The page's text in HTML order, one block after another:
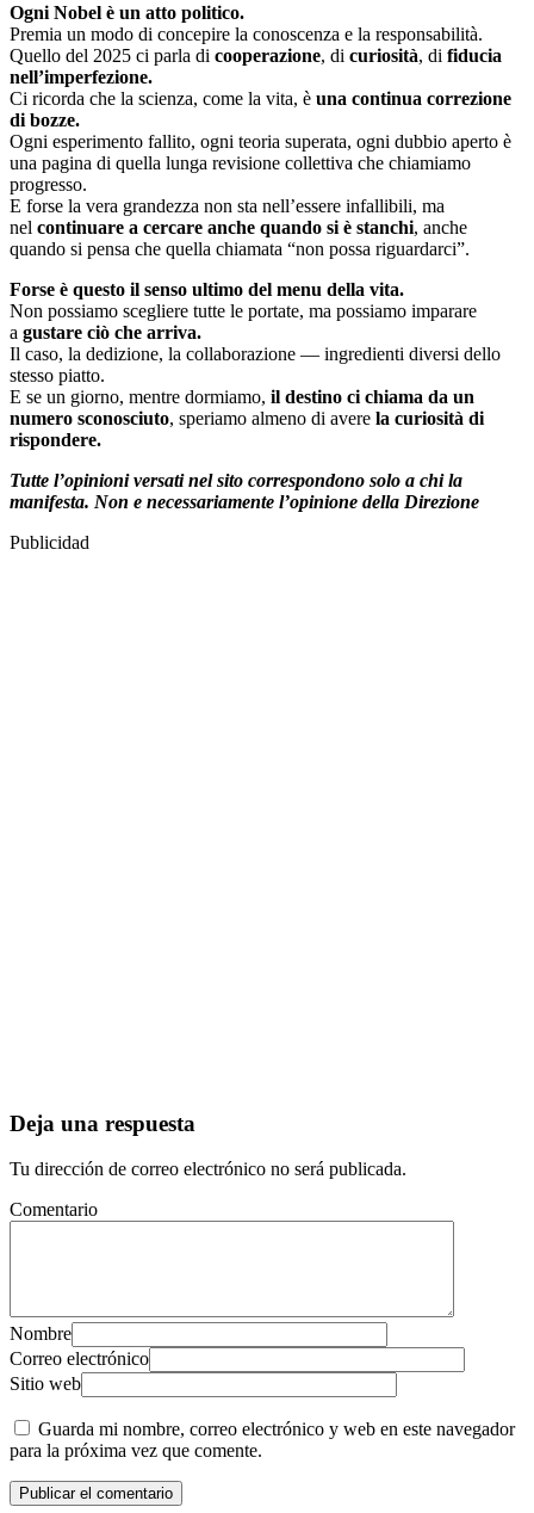
Ogni Nobel è un atto politico.
Premia un modo di concepire la conoscenza e la responsabilità.
Quello del 2025 ci parla di cooperazione, di curiosità, di fiducia
nell’imperfezione.
Ci ricorda che la scienza, come la vita, è una continua correzione
di bozze.
Ogni esperimento fallito, ogni teoria superata, ogni dubbio aperto è
una pagina di quella lunga revisione collettiva che chiamiamo
progresso.
E forse la vera grandezza non sta nell’essere infallibili, ma
nel continuare a cercare anche quando si è stanchi, anche
quando si pensa che quella chiamata “non possa riguardarci”.
Forse è questo il senso ultimo del menu della vita.
Non possiamo scegliere tutte le portate, ma possiamo imparare
a gustare ciò che arriva.
Il caso, la dedizione, la collaborazione — ingredienti diversi dello
stesso piatto.
E se un giorno, mentre dormiamo, il destino ci chiama da un
numero sconosciuto, speriamo almeno di avere la curiosità di
rispondere.
Tutte l’opinioni versati nel sito correspondono solo a chi la
manifesta. Non e necessariamente l’opinione della Direzione
Publicidad
Deja una respuesta
Tu dirección de correo electrónico no será publicada.
Comentario
Nombre
Correo electrónico
Sitio web
Guarda mi nombre, correo electrónico y web en este navegador
para la próxima vez que comente.